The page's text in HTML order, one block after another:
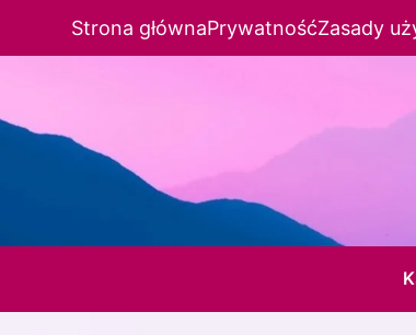
Strona głównaPrywatnośćZasady